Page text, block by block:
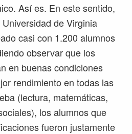
Así es. En este sentido,
de Virginia
casi con 1.200 alumnos
observar que los
en buenas condiciones
rendimiento en todas las
(lectura, matemáticas,
los alumnos que
fueron justamente